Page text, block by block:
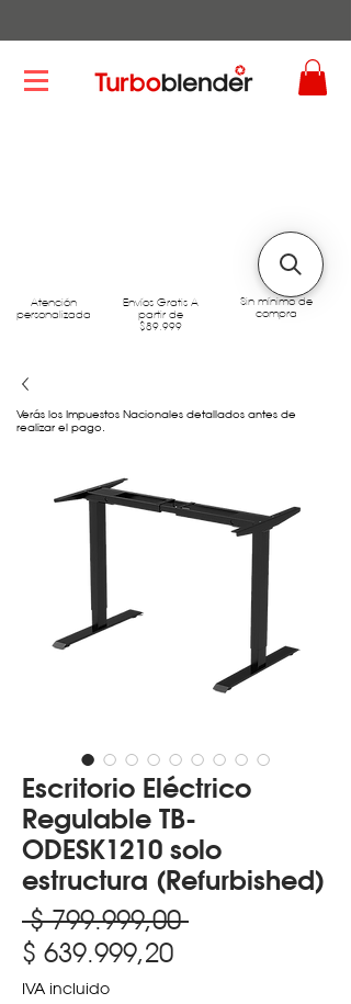
Atención
personalizada
Envíos Gratis A
partir de
$89.999
Sin mínimo de
compra
Escritorio Eléctrico
Regulable TB-
ODESK1210 solo
estructura (Refurbished)
$ 799.999,00 Precio
$ 639.999,20Precio
IVA incluido
Verás los Impuestos Nacionales detallados antes de
realizar el pago.